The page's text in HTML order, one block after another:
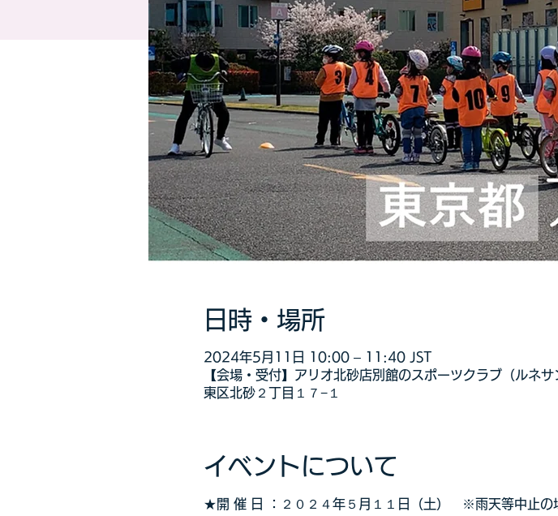
日時・場所
2024年5月11日 10:00 – 11:40 JST
【会場・受付】アリオ北砂店別館のスポーツクラブ（ル
東区北砂２丁目１７−１
イベントについて
★開 催 日 ：２０２４年５月１１日（土）　※雨天等中止の